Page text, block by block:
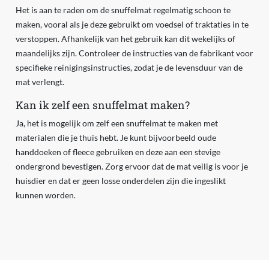
Het is aan te raden om de snuffelmat regelmatig schoon te
maken, vooral als je deze gebruikt om voedsel of traktaties in te
verstoppen. Afhankelijk van het gebruik kan dit wekelijks of
maandelijks zijn. Controleer de instructies van de fabrikant voor
specifieke reinigingsinstructies, zodat je de levensduur van de
mat verlengt.
Kan ik zelf een snuffelmat maken?
Ja, het is mogelijk om zelf een snuffelmat te maken met
materialen die je thuis hebt. Je kunt bijvoorbeeld oude
handdoeken of fleece gebruiken en deze aan een stevige
ondergrond bevestigen. Zorg ervoor dat de mat veilig is voor je
huisdier en dat er geen losse onderdelen zijn die ingeslikt
kunnen worden.